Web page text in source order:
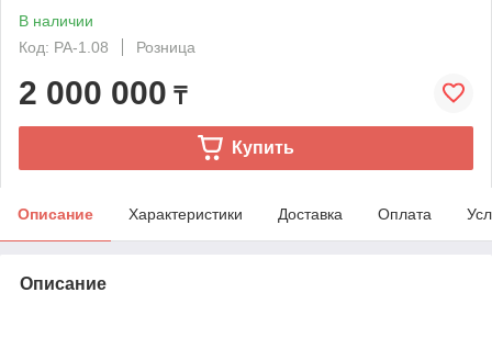
В наличии
Код: РА-1.08
Розница
2 000 000 ₸
Купить
Описание Характеристики Доставка Оплата
Описание